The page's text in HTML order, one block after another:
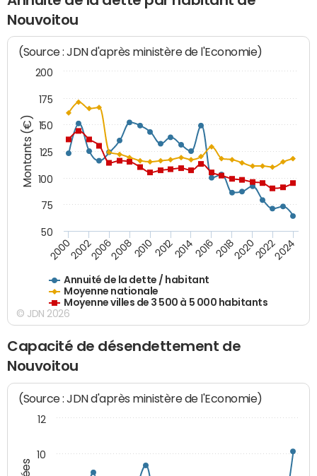
Nouvoitou
Montants (€)
(Source : JDN d'après ministère de l'Economie)
Annuité de la dette / habitant
Moyenne nationale
Moyenne villes de 3 500 à 5 000 habitants
200020022006200820102012201420162018202020222024
50
75
100
125
150
175
200
© JDN 2026
Capacité de désendettement de
Nouvoitou
(Source : JDN d'après ministère de l'Economie)
10
12